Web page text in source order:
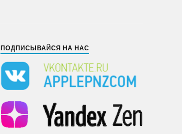
ПОДПИСЫВАЙСЯ НА НАС